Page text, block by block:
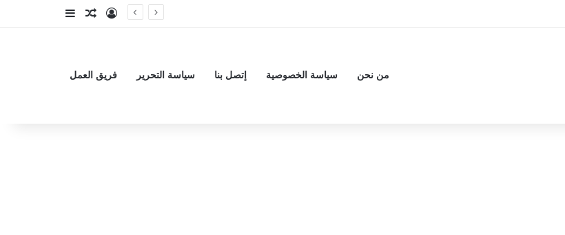
تسجيل الدخول
مقال عشوائي
إضافة عمود
من نحن سياسة الخصوصية إتصل بنا سياسة التحرير فريق العمل